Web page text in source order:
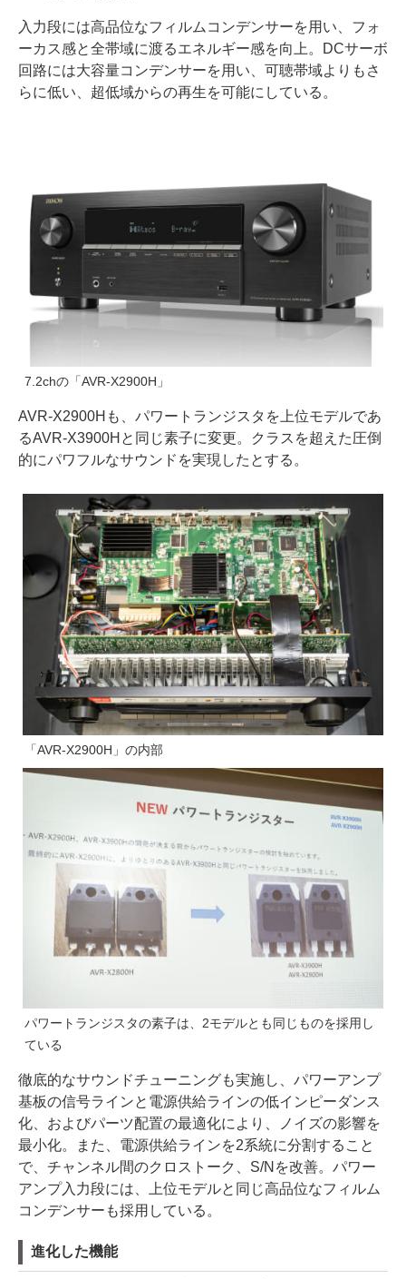
入力段には高品位なフィルムコンデンサーを用い、フォ
ーカス感と全帯域に渡るエネルギー感を向上。DCサーボ
回路には大容量コンデンサーを用い、可聴帯域よりもさ
らに低い、超低域からの再生を可能にしている。
7.2chの「AVR-X2900H」
AVR-X2900Hも、パワートランジスタを上位モデルであ
るAVR-X3900Hと同じ素子に変更。クラスを超えた圧倒
的にパワフルなサウンドを実現したとする。
「AVR-X2900H」の内部
パワートランジスタの素子は、2モデルとも同じものを採用し
ている
徹底的なサウンドチューニングも実施し、パワーアンプ
基板の信号ラインと電源供給ラインの低インピーダンス
化、およびパーツ配置の最適化により、ノイズの影響を
最小化。また、電源供給ラインを2系統に分割すること
で、チャンネル間のクロストーク、S/Nを改善。パワー
アンプ入力段には、上位モデルと同じ高品位なフィルム
コンデンサーも採用している。
進化した機能